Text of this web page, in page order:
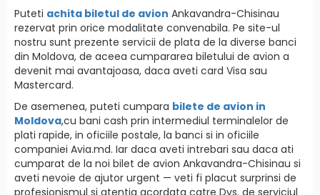
Puteti achita biletul de avion Ankavandra-Chisinau
rezervat prin orice modalitate convenabila. Pe site-ul
nostru sunt prezente servicii de plata de la diverse banci
din Moldova, de aceea cumpararea biletului de avion a
devenit mai avantajoasa, daca aveti card Visa sau
Mastercard.
De asemenea, puteti cumpara bilete de avion in
Moldova,cu bani cash prin intermediul terminalelor de
plati rapide, in oficiile postale, la banci si in oficiile
companiei Avia.md. Iar daca aveti intrebari sau daca ati
cumparat de la noi bilet de avion Ankavandra-Chisinau si
aveti nevoie de ajutor urgent — veti fi placut surprinsi de
profesionismul si atentia acordata catre Dvs. de serviciul